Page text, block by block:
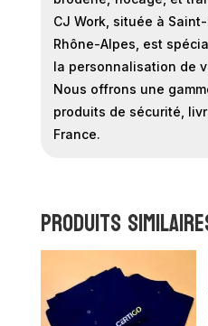
CJ Work, située à
Rhône-Alpes, est
la personnalisation de
Nous offrons une
produits de sécurité,
France.
Produits